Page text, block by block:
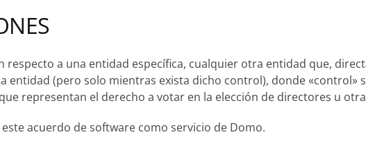
respecto a una entidad específica, cualquier otra entidad que,
entidad (pero solo mientras exista dicho control), donde «control»
representan el derecho a votar en la elección de directores u
acuerdo de software como servicio de Domo.